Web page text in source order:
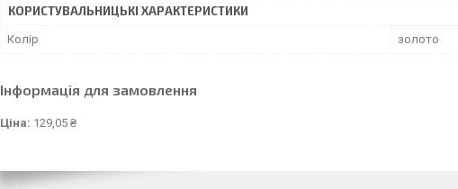
КОРИСТУВАЛЬНИЦЬКІ ХАРАКТЕРИСТИКИ
Колір золото
Інформація для замовлення
Ціна: 129,05 ₴